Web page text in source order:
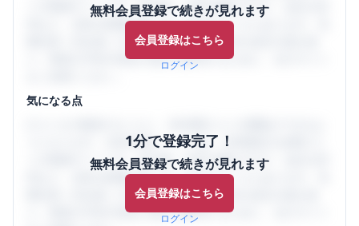
無料会員登録で続きが見れます
会員登録はこちら
ログイン
ミの投稿サイトです。給与面・女性の働きやすさ・会社の評
判など、女性の転職は気にすべき点がたくさんあります。先
輩社員（元社員）の口コミを通して、本当の会社の姿を知
り、将来の不安や現在の悩みを解消するために、ぜひサイト
気になる点
1分で登録完了！
無料会員登録で続きが見れます
会員登録はこちら
ログイン
うになります。SHEHUB(シーハブ)は、女性限定の企業口コ
ミの投稿サイトです。給与面・女性の働きやすさ・会社の評
判など、女性の転職は気にすべき点がたくさんあります。先
輩社員（元社員）の口コミを通して、本当の会社の姿を知
り、将来の不安や現在の悩みを解消するために、ぜひサイト